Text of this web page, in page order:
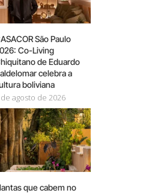
São Paulo
Co-Living
de Eduardo
celebra a
boliviana
agosto de 2026
que cabem no